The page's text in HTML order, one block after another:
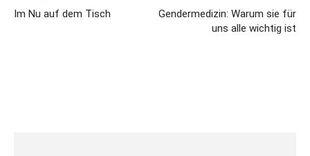
Im Nu auf dem Tisch
Gendermedizin: Warum sie für
uns alle wichtig ist